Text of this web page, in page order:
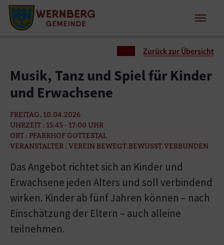
Zum Inhalt springen
Zum Seitenende springen
Zurück zur Übersicht
Musik, Tanz und Spiel für Kinder
und Erwachsene
FREITAG, 10.04.2026
UHRZEIT : 15:45 - 17:00 UHR
ORT : PFARRHOF GOTTESTAL
VERANSTALTER : VEREIN BEWEGT.BEWUSST.VERBUNDEN
Das Angebot richtet sich an Kinder und
Erwachsene jeden Alters und soll verbindend
wirken. Kinder ab fünf Jahren können – nach
Einschätzung der Eltern – auch alleine
teilnehmen.